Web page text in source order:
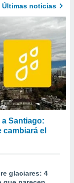
Últimas noticias
Santiago:
el
glaciares: 4